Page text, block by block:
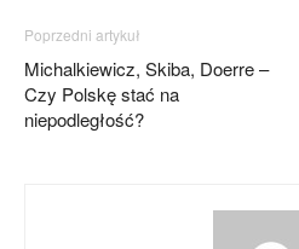
Poprzedni artykuł
Michalkiewicz, Skiba, Doerre –
Czy Polskę stać na
niepodległość?